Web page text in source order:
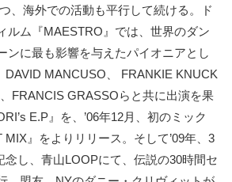
、海外での活動も平行して続ける。ド
ルム『MAESTRO』では、世界のダン
ンに最も影響を与えたパイオニアとし
DAVID MANCUSO、 FRANKIE KNUCK
FRANCIS GRASSOらと共に出演を果
E.P』を、’06年12月、初のミック
MIX』をよりリリース。そして’09年、3
念し、青山LOOPにて、伝説の30時間セ